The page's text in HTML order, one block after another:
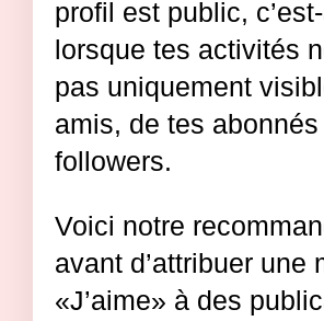
profil est public,
lorsque tes activités
pas uniquement
amis, de tes
followers.
Voici notre
avant d’attribuer une
«J’aime» à des